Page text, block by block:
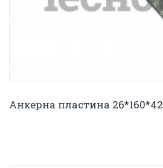
Анкерна пластина 26*160*42